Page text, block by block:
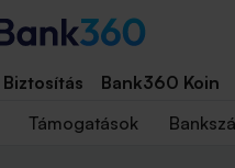
Biztosítás Bank360 Koin
Támogatások